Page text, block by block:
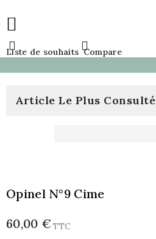


Liste de souhaits 
Compare
Article Le Plus Consulté
Opinel N°9 Cime
60,00 € TTC